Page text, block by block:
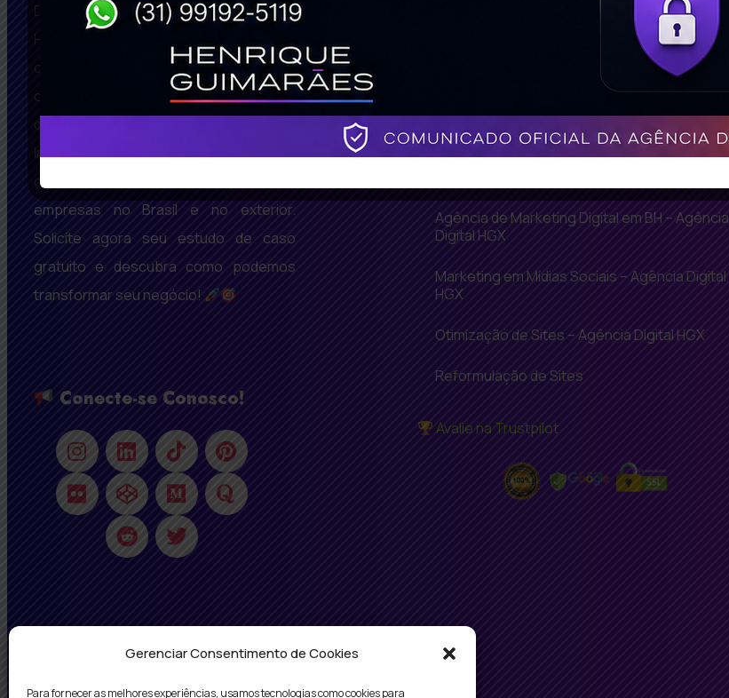
Gerenciar Consentimento de Cookies
Para fornecer as melhores experiências, usamos tecnologias como cookies para
Desde 2008, somos referência em Belo
Horizonte, São Paulo, Rio De Janeiro,
oferecendo soluções inovadoras em
criação de sites BH bem avaliados, SEO
de Alta Performance e Marketing Digital
Inteligente. Com um portfólio repleto de
casos de sucesso, impactamos
empresas no Brasil e no exterior.
Solicite agora seu estudo de caso
gratuito e descubra como podemos
transformar seu negócio!
Conecte-se Conosco!
Criação de Vitrine Virtual – Agência Digital HGX
Hospedagem de Sites – Agência Digital HGX
Inbound Marketing – Agência Digital HGX
Agência de Marketing Digital em BH – Agência
Digital HGX
Marketing em Mídias Sociais – Agência Digital
HGX
Otimização de Sites – Agência Digital HGX
Reformulação de Sites
Avalie na Trustpilot